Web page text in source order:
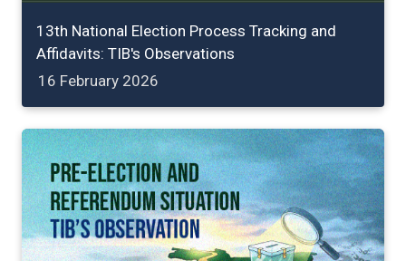
13th National Election Process Tracking and
Affidavits: TIB's Observations
16 February 2026